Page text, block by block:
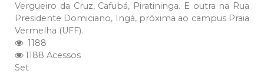
Vergueiro da Cruz, Cafubá, Piratininga. E outra na Rua
Presidente Domiciano, Ingá, próxima ao campus Praia
Vermelha (UFF).
1188
1188 Acessos
Set